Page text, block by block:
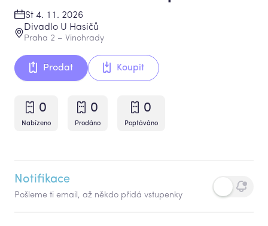
St 4. 11. 2026
Divadlo U Hasičů
Praha 2 – Vinohrady
Prodat Koupit
0
Nabízeno
0
Prodáno
0
Poptáváno
Notifikace
Pošleme ti email, až někdo přidá vstupenky